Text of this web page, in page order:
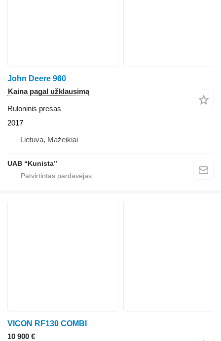
John Deere 960
Kaina pagal užklausimą
Ruloninis presas
2017
Lietuva, Mažeikiai
UAB “Kunista”
VICON RF130 COMBI
10 900 €